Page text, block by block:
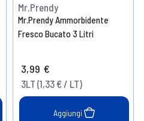
Mr.Prendy
Mr.Prendy Ammorbidente
Fresco Bucato 3 Litri
3,99 €
3LT (1,33 € / LT)
Aggiungi